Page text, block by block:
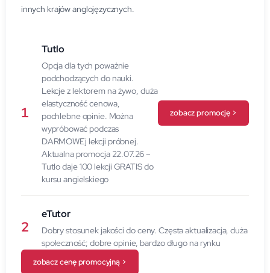
innych krajów anglojęzycznych.
1
Tutlo
Opcja dla tych poważnie
podchodzących do nauki.
Lekcje z lektorem na żywo, duża
elastyczność cenowa,
pochlebne opinie. Można
wypróbować podczas
DARMOWEj lekcji próbnej.
Aktualna promocja 22.07.26 –
Tutlo daje 100 lekcji GRATIS do
kursu angielskiego
zobacz promocję >
2
eTutor
Dobry stosunek jakości do ceny. Częsta aktualizacja, duża
społeczność; dobre opinie, bardzo długo na rynku
zobacz cenę promocyjną >